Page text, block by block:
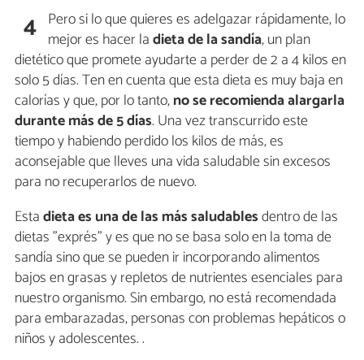
4 Pero si lo que quieres es adelgazar rápidamente, lo
mejor es hacer ladieta de la sandía, un plan
dietético que promete ayudarte a perder de 2 a 4 kilos en
solo 5 días. Ten en cuenta que esta dieta es muy baja en
calorías y que, por lo tanto,no se recomienda alargarla
durante más de 5 días. Una vez transcurrido este
tiempo y habiendo perdido los kilos de más, es
aconsejable que lleves una vida saludable sin excesos
para no recuperarlos de nuevo.
Estadieta es una de las más saludablesdentro de las
dietas "exprés" y es que no se basa solo en la toma de
sandía sino que se pueden ir incorporando alimentos
bajos en grasas y repletos de nutrientes esenciales para
nuestro organismo. Sin embargo, no está recomendada
para embarazadas, personas con problemas hepáticos o
niños y adolescentes. .